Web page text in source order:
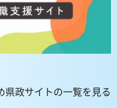
県政サイトの一覧を見る